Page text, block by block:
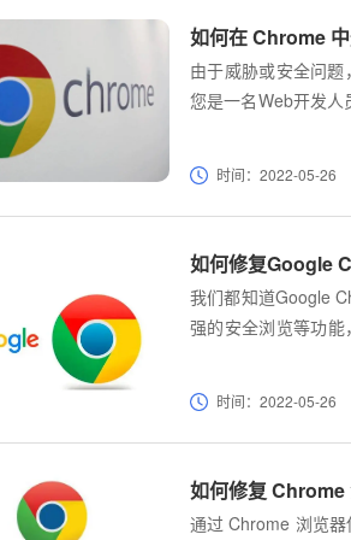
如何在 Chrome
由于威胁或安全问
您是一名Web开发
时间：2022-05-26
如何修复Google
我们都知道Google
强的安全浏览等功
COL_ERROR”也不
时间：2022-05-26
如何修复 Chrome
通过 Chrome 浏览